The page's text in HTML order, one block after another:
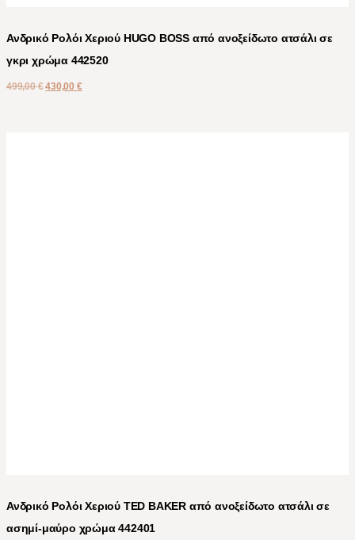
Ανδρικό Ρολόι Χεριού HUGO BOSS από ανοξείδωτο ατσάλι σε
γκρι χρώμα 442520
499,00€ 430,00 €
Ανδρικό Ρολόι Χεριού TED BAKER από ανοξείδωτο ατσάλι σε
ασημί-μαύρο χρώμα 442401